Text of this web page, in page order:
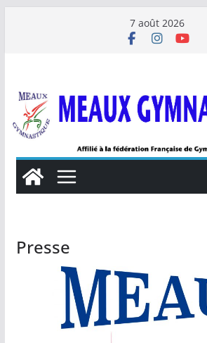
7 août 2026
Presse